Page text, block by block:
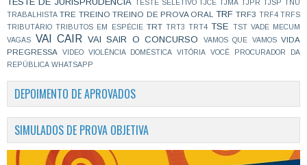
TESTE SELETIVO TJCE TJMA TJPR TJSP TNU
TRABALHISTA TRE TREINO TREINO DE PROVA ORAL TRF TRF3 TRF4 TRFS
TRIBUTÁRIO TRIBUTOS EM ESPÉCIE TRT TRT3 TRT4 TSE TST VADE MECUM
VAGAS
VAI CAIR VAI SAIR O CONCURSO VAMOS QUE VAMOS VIDA
PREGRESSA
VIDEO VIOLÊNCIA DOMÉSTICA VITÓRIA
VOCÊ PROCURADOR DA
REPÚBLICA WHATSAPP
DEPOIMENTO DE APROVADOS
SIMULADOS DE PROVA OBJETIVA